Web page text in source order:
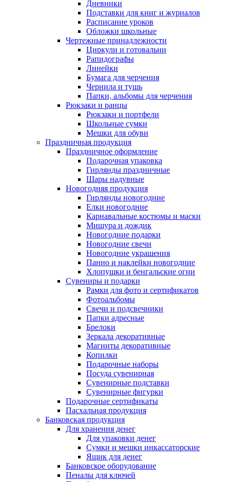
Дневники
Подставки для книг и журналов
Расписание уроков
Обложки школьные
Чертежные принадлежности
Циркули и готовальни
Рапидографы
Линейки
Бумага для черчения
Чернила и тушь
Папки, альбомы для черчения
Рюкзаки и ранцы
Рюкзаки и портфели
Школьные сумки
Мешки для обуви
Праздничная продукция
Праздничное оформление
Подарочная упаковка
Гирлянды праздничные
Шары надувные
Новогодняя продукция
Гирлянды новогодние
Елки новогодние
Карнавальные костюмы и маски
Мишура и дождик
Новогодние подарки
Новогодние свечи
Новогодние украшения
Панно и наклейки новогодние
Хлопушки и бенгальские огни
Сувениры и подарки
Рамки для фото и сертификатов
Фотоальбомы
Свечи и подсвечники
Папки адресные
Брелоки
Зеркала декоративные
Магниты декоративные
Копилки
Подарочные наборы
Посуда сувенирная
Сувенирные подставки
Сувенирные фигурки
Подарочные сертификаты
Пасхальная продукция
Банковская продукция
Для хранения денег
Для упаковки денег
Сумки и мешки инкассаторские
Ящик для денег
Банковское оборудование
Пеналы для ключей